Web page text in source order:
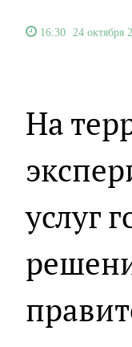
16:30 24 октября
На
услуг